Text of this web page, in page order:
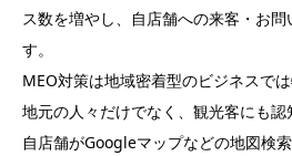
ス数を増やし、自店舗への来客・お
す。
MEO対策は地域密着型のビジネスで
地元の人々だけでなく、観光客にも認
自店舗がGoogleマップなどの地図検